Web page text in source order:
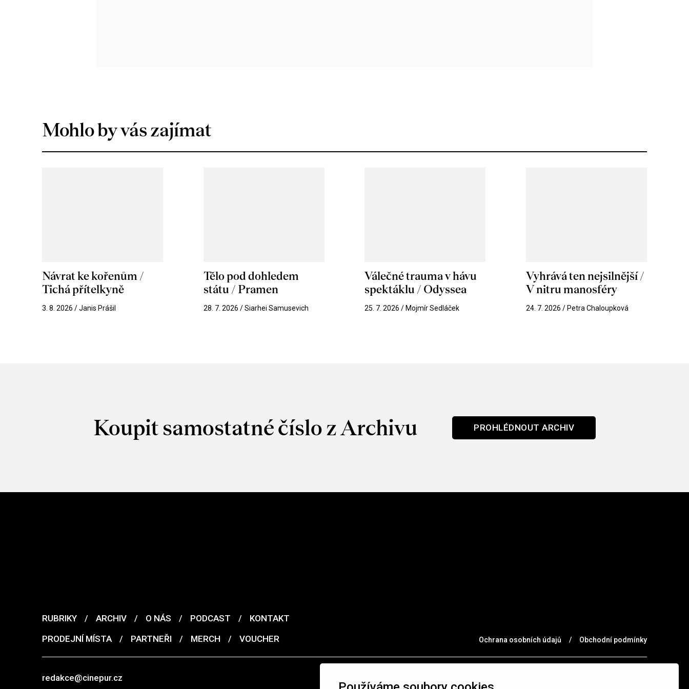
Mohlo by vás zajímat
Návrat ke kořenům /
Tichá přítelkyně
3. 8. 2026 / Janis Prášil
Tělo pod dohledem
státu / Pramen
28. 7. 2026 / Siarhei Samusevich
Válečné trauma v hávu
spektáklu / Odyssea
25. 7. 2026 / Mojmír Sedláček
Vyhrává ten nejsilnější /
V nitru manosféry
24. 7. 2026 / Petra Chaloupková
Koupit samostatné číslo z Archivu PROHLÉDNOUT ARCHIV
RUBRIKY / ARCHIV / O NÁS / PODCAST /
KONTAKT
PRODEJNÍ MÍSTA
/ PARTNEŘI / MERCH / VOUCHER Ochrana osobních údajů / Obchodní podmínky
redakce@cinepur.cz